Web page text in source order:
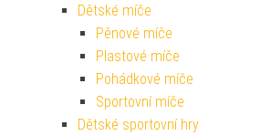
Dětské míče
Pěnové míče
Plastové míče
Pohádkové míče
Sportovní míče
Dětské sportovní hry